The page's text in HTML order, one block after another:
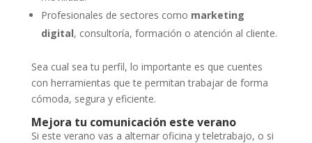
Profesionales de sectores como marketing
digital, consultoría, formación o atención al cliente.
Sea cual sea tu perfil, lo importante es que cuentes
con herramientas que te permitan trabajar de forma
cómoda, segura y eficiente.
Mejora tu comunicación este verano
Si este verano vas a alternar oficina y teletrabajo, o si